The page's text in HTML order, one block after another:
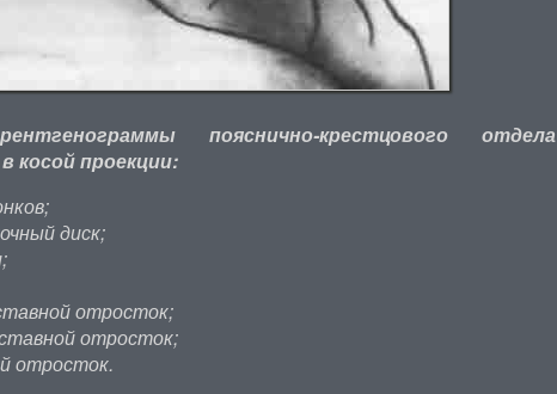
пояснично-крестцового отдела
косой проекции:
диск;
отросток;
отросток;
отросток.